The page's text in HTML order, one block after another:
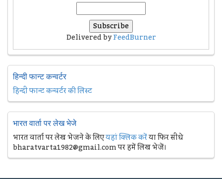
Delivered byFeedBurner
हिन्दी फान्ट कन्वर्टर
हिन्दी फान्ट कन्वर्टर की लिस्ट
भारत वार्ता पर लेख भेजे
भारत वार्ता पर लेख भेजने के लिएयहां क्लिक करेंया फिर सीधे
bharatvarta1982@gmail.com पर हमें लिख भेजें।